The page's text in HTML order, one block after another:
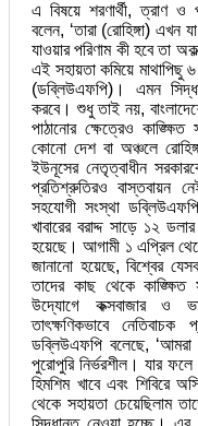
এ বিষয়ে শরণার্থী, ত্রাণ ও
বলেন, ‘তারা (রোহিঙ্গা) এখন
যাওয়ার পরিণাম কী হবে তা
এই সহায়তা কমিয়ে মাথাপিছু ৬
(ডব্লিউএফপি)। এমন
করবে। শুধু তাই নয়,
পাঠানোর ক্ষেত্রেও
কোনো দেশ বা অঞ্চলে
ইউনূসের নেতৃত্বাধীন
প্রতিশ্রুতিরও বাস্তবায়ন
সহযোগী সংস্থা
খাবারের বরাদ্দ সাড়ে ১২
হয়েছে। আগামী ১ এপ্রিল
জানানো হয়েছে, বিশ্বের
তাদের কাছ থেকে কাঙ্ক্ষিত
উদ্যোগে কক্সবাজার ও
তাৎক্ষণিকভাবে
ডব্লিউএফপি বলেছে, ‘আমরা
পুরোপুরি নির্ভরশীল। যার ফলে
হিমশিম খাবে এবং শিবিরে
থেকে সহায়তা চেয়েছিলাম